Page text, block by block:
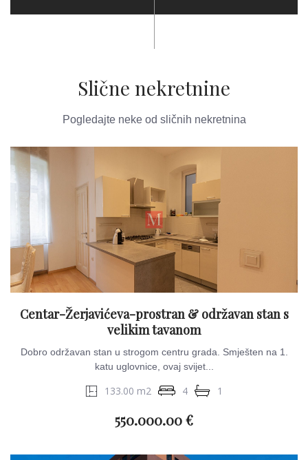
Slične nekretnine
Pogledajte neke od sličnih nekretnina
Centar-Žerjavićeva-prostran & održavan stan s
velikim tavanom
Dobro održavan stan u strogom centru grada. Smješten na 1.
katu uglovnice, ovaj svijet...
133.00 m2 4 1
550.000.00 €